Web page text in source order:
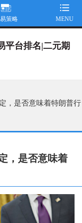
平台排名|二元期
策略 MENU
，是否意味着特朗普行
，是否意味着